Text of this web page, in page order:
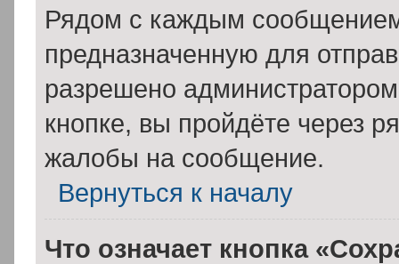
Рядом с каждым
предназначенную для
разрешено
кнопке, вы пройдёте через
жалобы на сообщение.
Вернуться к началу
Что означает кнопка